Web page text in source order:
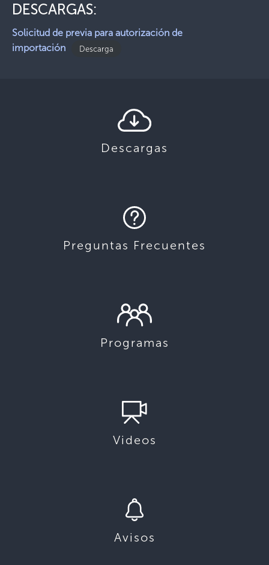
DESCARGAS:
Solicitud de previa para autorización de
importación
Descarga
Descargas
Preguntas Frecuentes
Programas
Videos
Avisos